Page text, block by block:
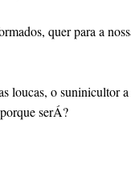
quer para a
o suninicultor
serÁ?